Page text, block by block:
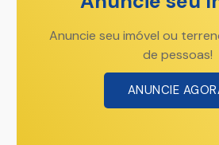
Anuncie seu imóvel ou
de pessoas!
ANUNCIE